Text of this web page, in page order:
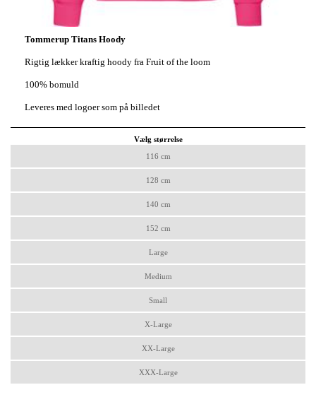
Tommerup Titans Hoody
Rigtig lækker kraftig hoody fra Fruit of the loom
100% bomuld
Leveres med logoer som på billedet
Vælg størrelse
116 cm
128 cm
140 cm
152 cm
Large
Medium
Small
X-Large
XX-Large
XXX-Large